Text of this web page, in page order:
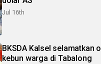
Jul 16th
BKSDA Kalsel selamatkan
kebun warga di Tabalong